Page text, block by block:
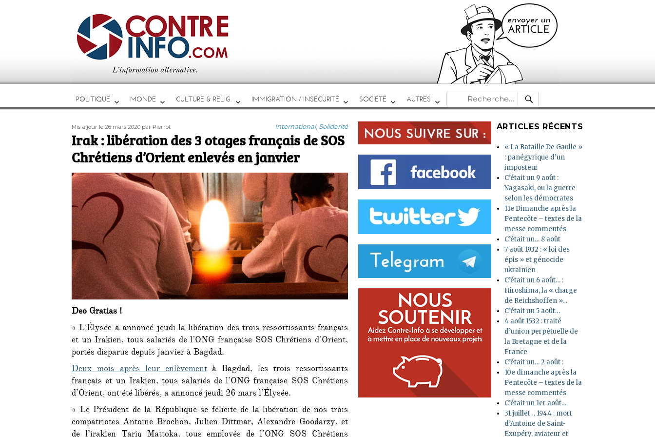
POLITIQUE MONDE CULTURE & RELIG. IMMIGRATION / INSÉCURITÉ SOCIÉTÉ AUTRES
Recherche
pour :
RECHERCHE
Publié
le
Mis à jour le 26 mars 2020 Auteur
par Pierrot Catégories
International, Solidarité
Irak : libération des 3 otages français de SOS
Chrétiens d’Orient enlevés en janvier
Deo Gratias !
« L’Élysée a annoncé jeudi la libération des trois ressortissants français
et un Irakien, tous salariés de l’ONG française SOS Chrétiens d’Orient,
portés disparus depuis janvier à Bagdad.
Deux mois après leur enlèvementà Bagdad, les trois ressortissants
français et un Irakien, tous salariés de l’ONG française SOS Chrétiens
d’Orient, ont été libérés, a annoncé jeudi 26 mars l’Élysée.
« Le Président de la République se félicite de la libération de nos trois
compatriotes Antoine Brochon, Julien Dittmar, Alexandre Goodarzy, et
ARTICLES RÉCENTS
« La Bataille De Gaulle »
: panégyrique d’un
imposteur
C’était un 9 août :
Nagasaki, ou la guerre
selon les démocrates
11e Dimanche après la
Pentecôte – textes de la
messe commentés
C’était un… 8 août
7 août 1932 : « loi des
épis » et génocide
ukrainien
C’était un 6 août… :
Hiroshima, la « charge
de Reichshoffen »…
C’était un 5 août…
4 août 1532 : traité
d’union perpétuelle de
la Bretagne et de la
France
C’était un… 2 août :
10e dimanche après la
Pentecôte – textes de la
messe commentés
C’était un 1er août…
31 juillet… 1944 : mort
d’Antoine de Saint-
Exupéry, aviateur et